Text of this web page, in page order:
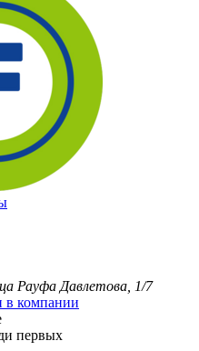
Рауфа Давлетова, 1/7
в компании
первых